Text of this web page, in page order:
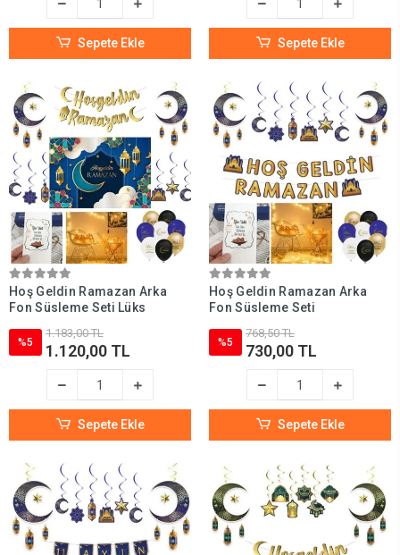
Sepete Ekle Sepete Ekle
Hoş Geldin Ramazan Arka
Fon Süsleme Seti Lüks
%5
1.183,00 TL
1.120,00 TL
Sepete Ekle
Hoş Geldin Ramazan Arka
Fon Süsleme Seti
%5
768,50 TL
730,00 TL
Sepete Ekle